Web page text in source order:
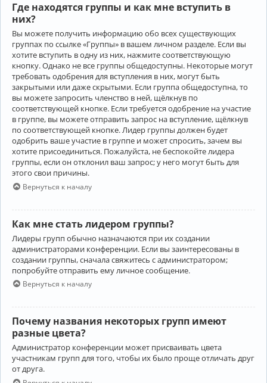
Где находятся группы и как мне вступить в
них?
Вы можете получить информацию обо всех существующих
группах по ссылке «Группы» в вашем личном разделе. Если вы
хотите вступить в одну из них, нажмите соответствующую
кнопку. Однако не все группы общедоступны. Некоторые могут
требовать одобрения для вступления в них, могут быть
закрытыми или даже скрытыми. Если группа общедоступна, то
вы можете запросить членство в ней, щёлкнув по
соответствующей кнопке. Если требуется одобрение на участие
в группе, вы можете отправить запрос на вступление, щёлкнув
по соответствующей кнопке. Лидер группы должен будет
одобрить ваше участие в группе и может спросить, зачем вы
хотите присоединиться. Пожалуйста, не беспокойте лидера
группы, если он отклонил ваш запрос; у него могут быть для
этого свои причины.
Вернуться к началу
Как мне стать лидером группы?
Лидеры групп обычно назначаются при их создании
администраторами конференции. Если вы заинтересованы в
создании группы, сначала свяжитесь с администратором;
попробуйте отправить ему личное сообщение.
Вернуться к началу
Почему названия некоторых групп имеют
разные цвета?
Администратор конференции может присваивать цвета
участникам групп для того, чтобы их было проще отличать друг
от друга.